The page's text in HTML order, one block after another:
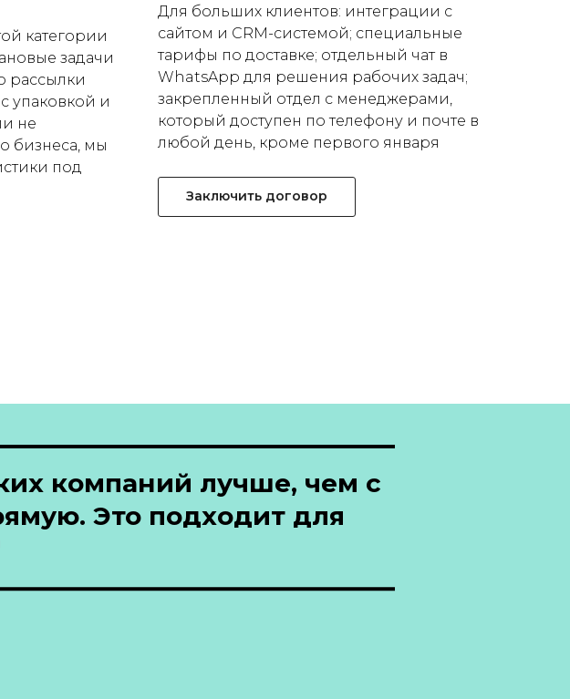
категории
задачи
рассылки
упаковкой и
не
бизнеса, мы
под
Для больших клиентов: интеграции с
сайтом и CRM-системой; специальные
тарифы по доставке; отдельный чат в
WhatsApp для решения рабочих задач;
закрепленный отдел с менеджерами,
который доступен по телефону и почте в
любой день, кроме первого января
Заключить договор
компаний лучше, чем с
Это подходит для